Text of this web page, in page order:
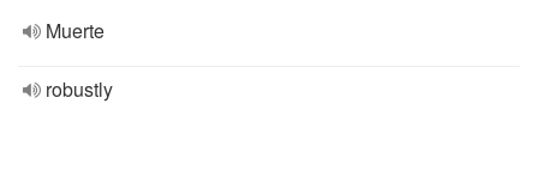
Muerte
robustly